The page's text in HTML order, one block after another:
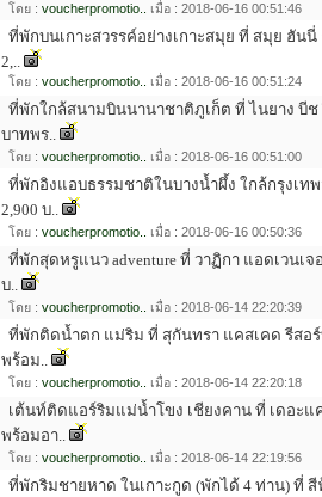
โดย : voucherpromotio.. เมื่อ : 2018-06-16 00:51:46
ที่พักบนเกาะสวรรค์อย่างเกาะสมุย ที่ สมุย ฮันนี่
2,..
โดย : voucherpromotio.. เมื่อ : 2018-06-16 00:51:24
ที่พักใกล้สนามบินนานาชาติภูเก็ต ที่ ไนยาง บีช
บาทพร..
โดย : voucherpromotio.. เมื่อ : 2018-06-16 00:51:00
ที่พักอิงแอบธรรมชาติในบางน้ำผึ้ง ใกล้กรุงเทพ
2,900 บ..
โดย : voucherpromotio.. เมื่อ : 2018-06-16 00:50:36
ที่พักสุดหรูแนว adventure ที่ วาฏิกา แอดเวนเจ
บ..
โดย : voucherpromotio.. เมื่อ : 2018-06-14 22:20:39
ที่พักติดน้ำตก แม่ริม ที่ สุกันทรา แคสเคด รีสอร์
พร้อม..
โดย : voucherpromotio.. เมื่อ : 2018-06-14 22:20:18
เต้นท์ติดแอร์ริมแม่น้ำโขง เชียงคาน ที่ เดอะแ
พร้อมอา..
โดย : voucherpromotio.. เมื่อ : 2018-06-14 22:19:56
ที่พักริมชายหาด ในเกาะกูด (พักได้ 4 ท่าน) ที่ สี